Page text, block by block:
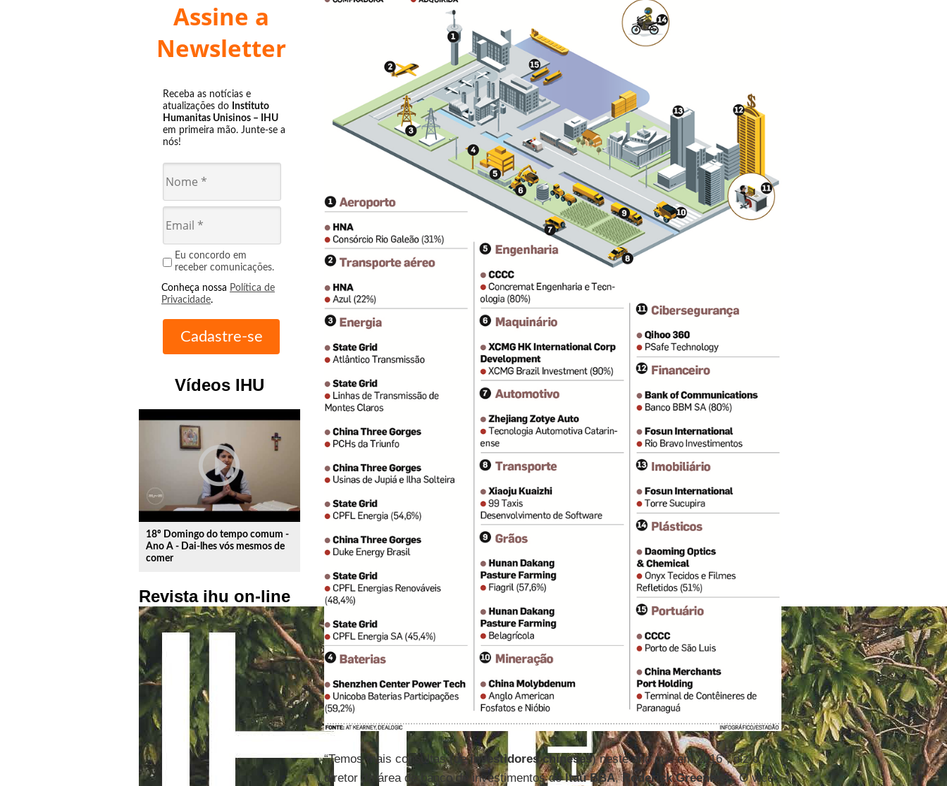
Assine a
Newsletter
Receba as notícias e
atualizações do Instituto
Humanitas Unisinos – IHU
em primeira mão. Junte-se a
nós!
Eu concordo em
receber comunicações.
Conheça nossa Política de
Privacidade.
Vídeos IHU
play_circle_outline
18º Domingo do tempo comum -
Ano A - Dai-lhes vós mesmos de
comer
Revista ihu on-line
“Temos mais consultas (deinvestidores chineses) neste ano que em 2016”, diz o
diretor da área de banco de investimentos doItaú BBA,Roderick Greenlees. O vice-